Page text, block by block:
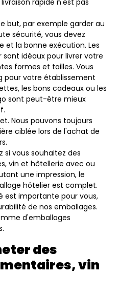
rapide n'est pas
but, par exemple garder au
sécurité, vous devez
et la bonne exécution. Les
idéaux pour livrer votre
formes et tailles. Vous
pour votre établissement
les bons cadeaux ou les
sont peut-être mieux
Nous pouvons toujours
ciblée lors de l'achat de
si vous souhaitez des
vin et hôtellerie avec ou
une impression, le
hôtelier est complet.
est importante pour vous,
de nos emballages.
d'emballages
des
vin